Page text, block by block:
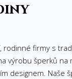
rodinné firmy s
výrobu šperků na
designem. Naše